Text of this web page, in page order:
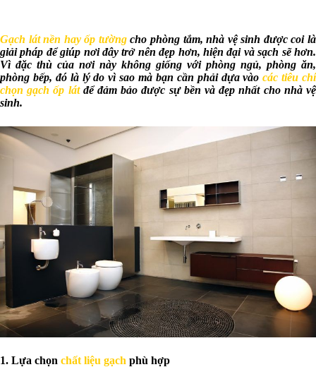
Gạch lát nền hay ốp tườngcho phòng tắm, nhà vệ sinh được coi là
giải pháp để giúp nơi đây trở nên đẹp hơn, hiện đại và sạch sẽ hơn.
Vì đặc thù của nơi này không giống với phòng ngủ, phòng ăn,
phòng bếp, đó là lý do vì sao mà bạn cần phải dựa vàocác tiêu chí
chọn gạch ốp látđể đảm bảo được sự bền và đẹp nhất cho nhà vệ
sinh.
1. Lựa chọn chất liệu gạch phù hợp